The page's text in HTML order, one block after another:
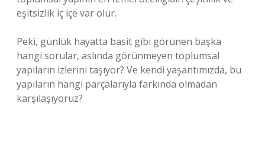
eşitsizlik iç içe var olur.
Peki, günlük hayatta basit gibi görünen başka
hangi sorular, aslında görünmeyen toplumsal
yapıların izlerini taşıyor? Ve kendi yaşantımızda, bu
yapıların hangi parçalarıyla farkında olmadan
karşılaşıyoruz?